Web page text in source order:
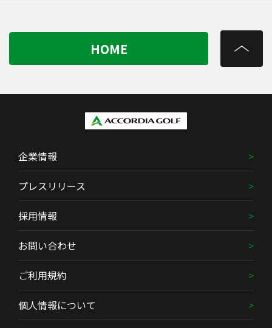
HOME
企業情報
プレスリリース
採用情報
お問い合わせ
ご利用規約
個人情報について